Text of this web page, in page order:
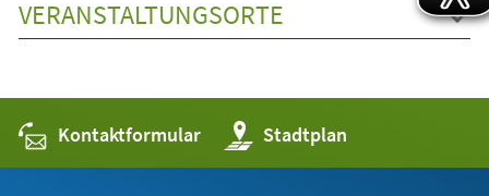
VERANSTALTUNGSORTE
Kontaktformular Stadtplan
(Öffnet
in
einem